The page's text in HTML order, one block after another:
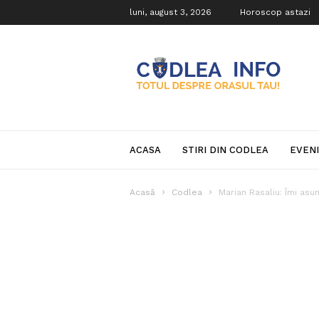
luni, august 3, 2026 Horoscop astazi
Info
ACASA STIRI DIN CODLEA
Acasă Codlea Marian Rasaliu: Îmi